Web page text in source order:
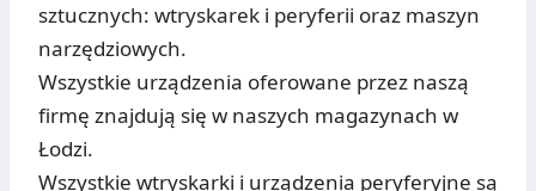
sztucznych: wtryskarek i peryferii oraz maszyn
narzędziowych.
Wszystkie urządzenia oferowane przez naszą
firmę znajdują się w naszych magazynach w
Łodzi.
Wszystkie wtryskarki i urządzenia peryferyjne są